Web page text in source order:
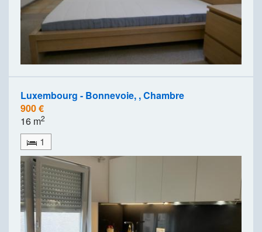
Luxembourg - Bonnevoie, , Chambre
900 €
16 m2
1